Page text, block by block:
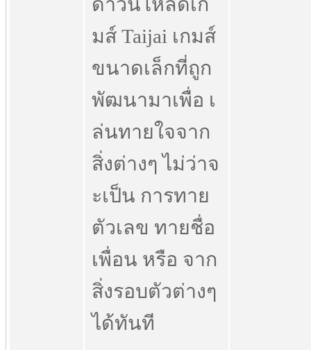
ดาวน์โหลดเก
มส์ Taijai เกมส์
ขนาดเล็กที่ถูก
พัฒนามาเพื่อ เ
ล่นทายใจจาก
สิ่งต่างๆ ไม่ว่าจ
ะเป็น การทาย
ตัวเลข ทายชื่อ
เพื่อน หรือ จาก
สิ่งรอบตัวต่างๆ
ได้ทันที